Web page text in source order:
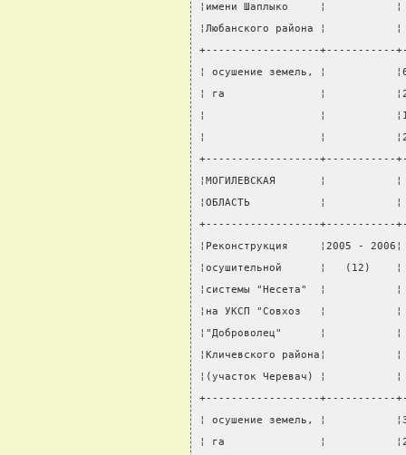
¦имени Шаплыко     ¦
¦Любанского района
+------------------+-----------
¦ осушение земель, ¦
¦ га               ¦
¦                  ¦
¦                  ¦
+------------------+-----------
¦МОГИЛЕВСКАЯ       ¦
¦ОБЛАСТЬ           ¦
+------------------+-----------
¦Реконструкция     ¦2005
¦осушительной      ¦
¦системы "Несета"  ¦
¦на УКСП "Совхоз   ¦
¦"Доброволец"      ¦
¦Кличевского
¦(участок Черевач) ¦
+------------------+-----------
¦ осушение земель, ¦
¦ га               ¦